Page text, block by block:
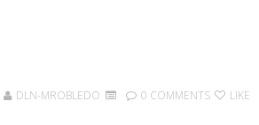
DLN-MROBLEDO 0 COMMENTS LIKE